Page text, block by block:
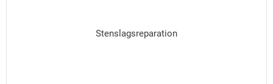
Stenslagsreparation